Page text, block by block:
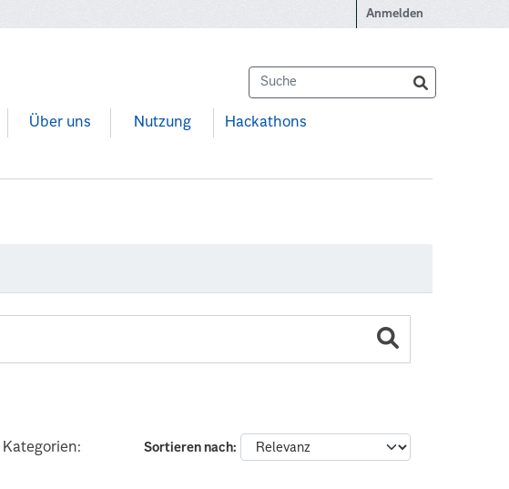
Anmelden
Über uns Nutzung Hackathons
Sortieren nach
Kategorien: